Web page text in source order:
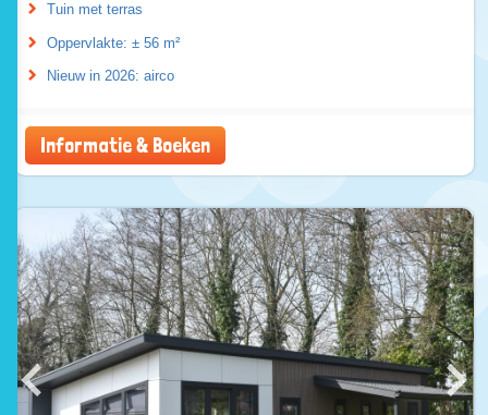
Tuin met terras
Oppervlakte: ± 56 m²
Nieuw in 2026: airco
Informatie & Boeken